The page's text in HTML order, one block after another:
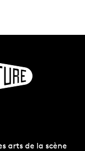
arts de la scène